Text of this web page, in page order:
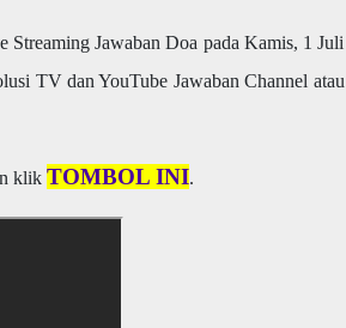
Jawaban Doa pada Kamis, 1 Juli
TV dan YouTube Jawaban Channel atau
klik TOMBOL INI.